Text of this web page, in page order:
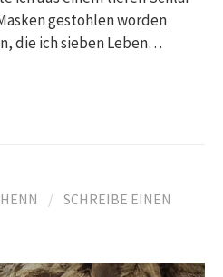
gestohlen worden
die ich sieben Leben…
/ SCHREIBE EINEN